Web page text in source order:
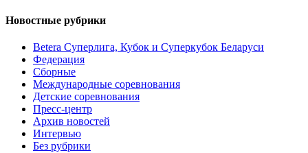
Новостные рубрики
Betera Суперлига, Кубок и Суперкубок Беларуси
Федерация
Сборные
Международные соревнования
Детские соревнования
Пресс-центр
Архив новостей
Интервью
Без рубрики